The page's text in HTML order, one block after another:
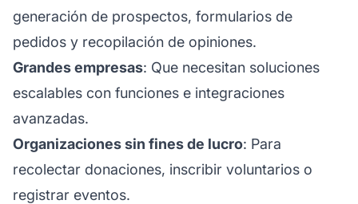
generación de prospectos, formularios de
pedidos y recopilación de opiniones.
Grandes empresas: Que necesitan soluciones
escalables con funciones e integraciones
avanzadas.
Organizaciones sin fines de lucro: Para
recolectar donaciones, inscribir voluntarios o
registrar eventos.